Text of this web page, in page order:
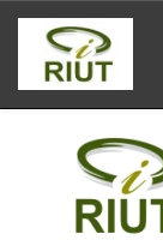
Skip
navigation